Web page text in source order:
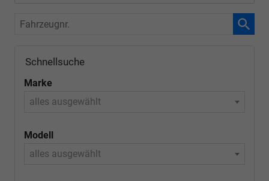
Fahrzeugnr.
Schnellsuche
Marke
alles ausgewählt
Modell
alles ausgewählt